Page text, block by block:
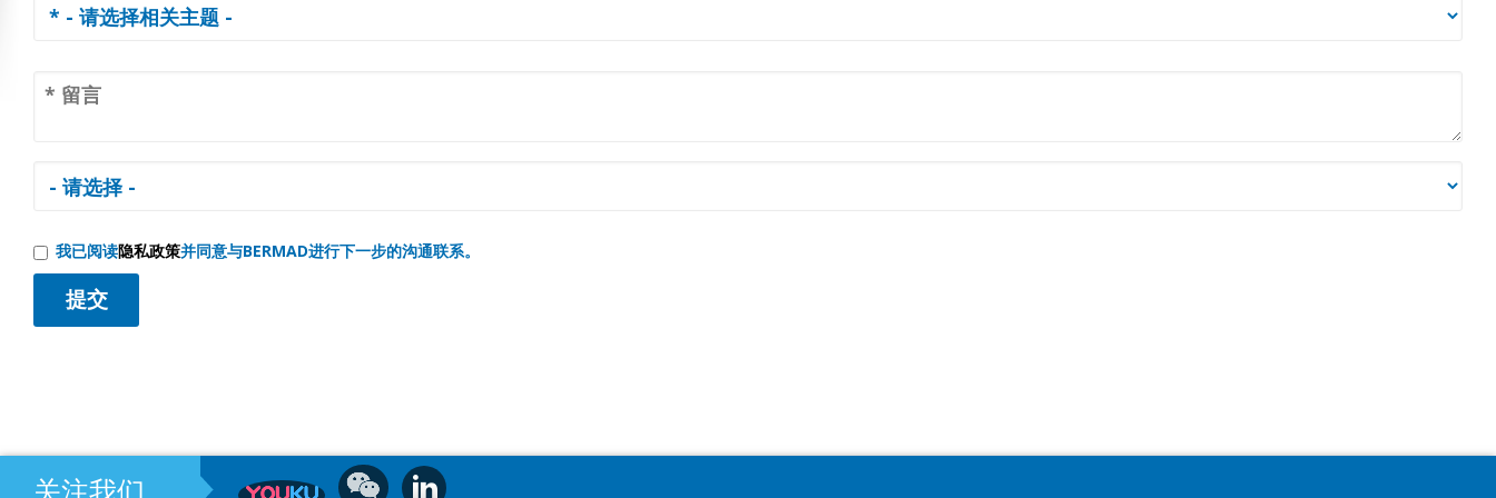
我已阅读隐私政策并同意与BERMAD进行下一步的沟通联系。
关注我们